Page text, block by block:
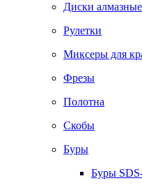
Диски алмазные
Рулетки
Миксеры для
Фрезы
Полотна
Скобы
Буры
Буры